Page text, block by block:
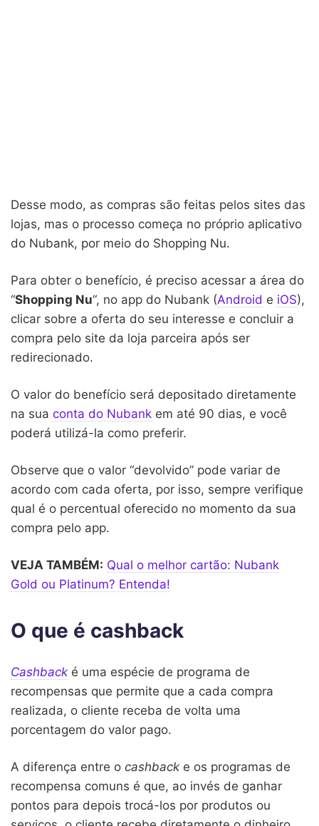
Desse modo, as compras são feitas pelos sites das
lojas, mas o processo começa no próprio aplicativo
do Nubank, por meio do Shopping Nu.
Para obter o benefício, é preciso acessar a área do
“Shopping Nu“, no app do Nubank (Android e iOS),
clicar sobre a oferta do seu interesse e concluir a
compra pelo site da loja parceira após ser
redirecionado.
O valor do benefício será depositado diretamente
na sua conta do Nubank em até 90 dias, e você
poderá utilizá-la como preferir.
Observe que o valor “devolvido” pode variar de
acordo com cada oferta, por isso, sempre verifique
qual é o percentual oferecido no momento da sua
compra pelo app.
VEJA TAMBÉM: Qual o melhor cartão: Nubank
Gold ou Platinum? Entenda!
O que é cashback
Cashback é uma espécie de programa de
recompensas que permite que a cada compra
realizada, o cliente receba de volta uma
porcentagem do valor pago.
A diferença entre o cashback e os programas de
recompensa comuns é que, ao invés de ganhar
pontos para depois trocá-los por produtos ou